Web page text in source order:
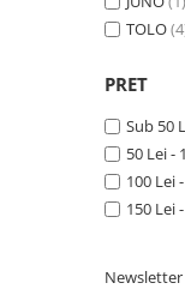
SelfConnect
SelfHealing
Vindecare Spirituala
Gastronomik
TOLO
PRET
Sub 50
50 Lei -
100 Lei
150 Lei
Newsletter